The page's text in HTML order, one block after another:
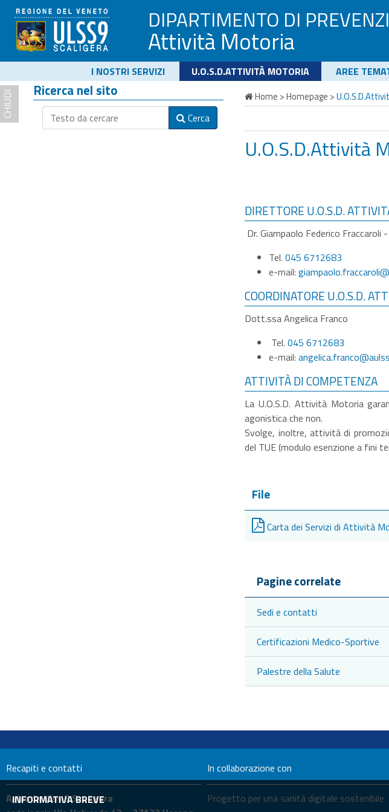
DIPARTIMENTO DI
Attività Motoria
I NOSTRI SERVIZI U.O.S.D.ATTIVITÀ MOTORIA AREE
Home >Homepage >
U.O.S.D.Attività
DIRETTORE U.O.S.D.
Dr. Giampaolo Federico Fraccaroli
Tel.045 6712683
e-mail:
COORDINATORE U.O.S.D.
Dott.ssa Angelica Franco
Tel.045 6712683
e-mail:
ATTIVITÀ DI COMPETENZA
La U.O.S.D. Attività Motoria
agonistica che non.
Svolge, inoltre, attività di
del TUE (modulo esenzione a fini
File
Carta dei Servizi di Attività
Pagine correlate
Sedi e contatti
Certificazioni Medico-Sportive
Palestre della Salute
CHIUDI Ricerca nel sito
Cerca
Recapiti e contatti
Azienda Ulss 9 Scaligera
In collaborazione con
Progetto per una sanità digitale sostenibile
INFORMATIVA BREVE